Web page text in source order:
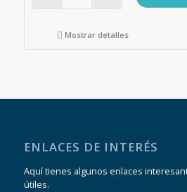
Mostrar detalles
ENLACES DE INTERÉS
Aquí tienes algunos enlaces
útiles.